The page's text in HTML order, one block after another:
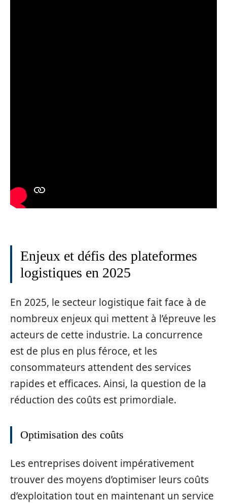
Enjeux et défis des plateformes
logistiques en 2025
En 2025, le secteur logistique fait face à de
nombreux enjeux qui mettent à l’épreuve les
acteurs de cette industrie. La concurrence
est de plus en plus féroce, et les
consommateurs attendent des services
rapides et efficaces. Ainsi, la question de la
réduction des coûts est primordiale.
Optimisation des coûts
Les entreprises doivent impérativement
trouver des moyens d’optimiser leurs coûts
d’exploitation tout en maintenant un service